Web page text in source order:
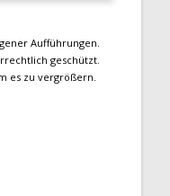
Aufführungen.
geschützt.
es zu vergrößern.